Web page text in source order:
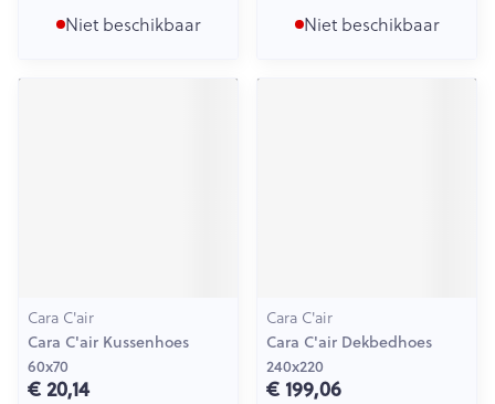
Niet beschikbaar Niet beschikbaar
Cara C'air
Cara C'air Kussenhoes
60x70
€ 20,14
Cara C'air
Cara C'air Dekbedhoes
240x220
€ 199,06